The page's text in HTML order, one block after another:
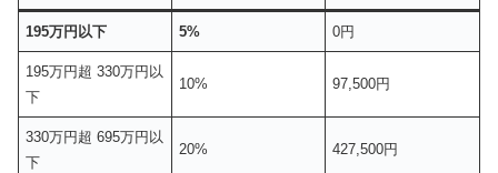
195万円以下 5% 0円
195万円超 330万円以
下
10% 97,500円
330万円超 695万円以
下
20% 427,500円